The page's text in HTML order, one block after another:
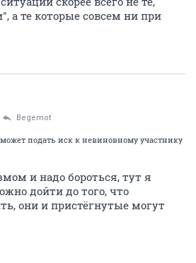
а те которые совсем ни при
Begemot
подать иск к невиновному участнику
и надо бороться, тут я
дойти до того, что
они и пристёгнутые могут